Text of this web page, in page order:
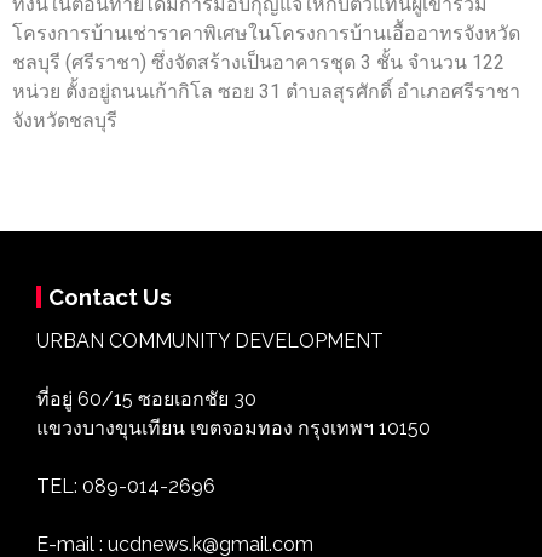
โครงการบ้านเช่าราคาพิเศษในโครงการบ้านเอื้ออาทรจังหวัด
ชลบุรี (ศรีราชา) ซึ่งจัดสร้างเป็นอาคารชุด 3 ชั้น จำนวน 122
หน่วย ตั้งอยู่ถนนเก้ากิโล ซอย 31 ตำบลสุรศักดิ์ อำเภอศรีราชา
จังหวัดชลบุรี
Contact Us
URBAN COMMUNITY DEVELOPMENT
ที่อยู่ 60/15 ซอยเอกชัย 30
แขวงบางขุนเทียน เขตจอมทอง กรุงเทพฯ 10150
TEL: 089-014-2696
E-mail : ucdnews.k@gmail.com